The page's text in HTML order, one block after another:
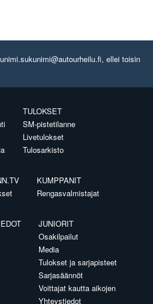
ellei toisin
TULOKSET
SM-pistetilanne
Livetulokset
Tulosarkisto
KUMPPANIT
Rengasvalmistajat
JUNIORIT
Osakilpailut
Media
Tulokset ja sarjapisteet
Sarjasäännöt
Voittajat kautta aikojen
Yhteystiedot